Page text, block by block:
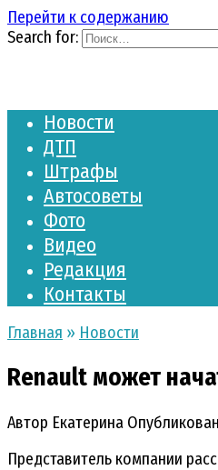
Перейти к содержанию
Search for:
Новости
ДТП
Штрафы
Автосоветы
Фото
Видео
Редакция
Контакты
Главная » Новости
Renault может
Автор Екатерина
Представитель компании